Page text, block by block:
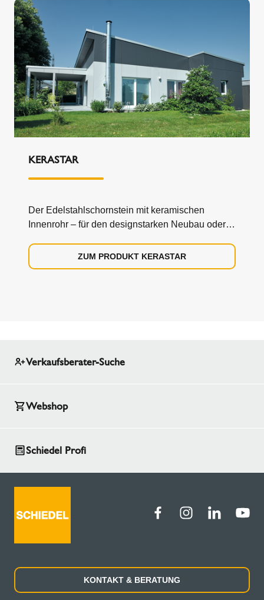
KERASTAR
Der Edelstahlschornstein mit keramischen
Innenrohr – für den designstarken Neubau oder
ZUM PRODUKT KERASTAR
Verkaufsberater-Suche
Webshop
Schiedel Profi
KONTAKT & BERATUNG